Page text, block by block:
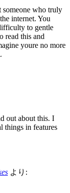
someone who truly
internet. You
to gentle
read this and
youre no more
out about this. I
things in features
より: